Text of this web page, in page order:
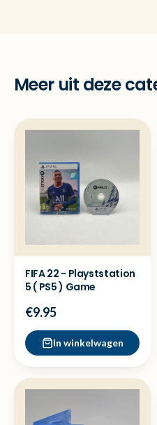
Meer uit deze
FIFA 22 - Playststation
5 ( PS5 ) Game
€9.95
In winkelwagen